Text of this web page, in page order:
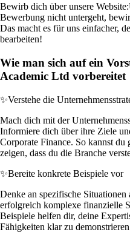
Bewirb dich über unsere Website:
Bewerbung nicht untergeht,
Das macht es für uns einfacher,
bearbeiten!
Wie man sich auf ein
Academic Ltd vorbereitet
✨Verstehe die
Mach dich mit der
Informiere dich über ihre Ziele
Corporate Finance. So kannst du
zeigen, dass du die Branche
✨Bereite konkrete Beispiele vor
Denke an spezifische
erfolgreich komplexe finanzielle
Beispiele helfen dir, deine
Fähigkeiten klar zu